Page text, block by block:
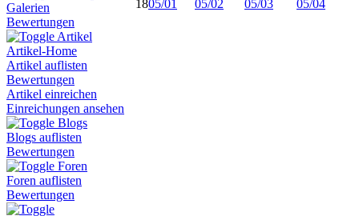
Galerien
Bewertungen
Artikel
Artikel-Home
Artikel auflisten
Bewertungen
Artikel einreichen
Einreichungen ansehen
Blogs
Blogs auflisten
Bewertungen
Foren
Foren auflisten
Bewertungen
1805/01 05/02 05/03 05/04